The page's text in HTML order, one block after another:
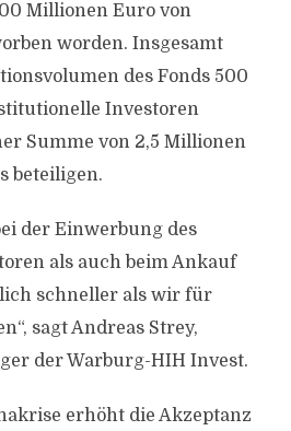
Millionen Euro von
worden. Insgesamt
des Fonds 500
Investoren
Summe von 2,5 Millionen
beteiligen.
der Einwerbung des
als auch beim Ankauf
schneller als wir für
sagt Andreas Strey,
der Warburg-HIH Invest.
erhöht die Akzeptanz